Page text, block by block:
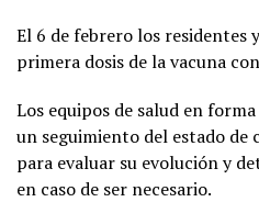
El 6 de febrero los residentes
primera dosis de la vacuna
Los equipos de salud en
un seguimiento del estado de
para evaluar su evolución y
en caso de ser necesario.